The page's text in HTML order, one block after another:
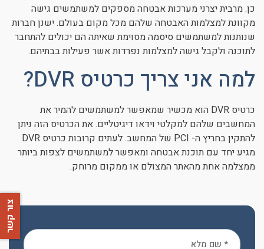
כן. מרבית יצרני מערכות אבטחה מספקים למשתמשים גישה
מקוונת למצלמות האבטחה שלהם מכל מקום בעולם. ישנן חברות
שנותנות למשתמשים סיסמה מסוימת שאיתה הם יכולים להתחבר
לתוכנה ולקבל גישה למצלמות נפרדות אשר פעילות בבתיהם.
למה אני צריך כרטיס DVR?
כרטיס DVR הוא מכשיר שמאפשר למשתמשים להמיר את
המחשבים שלהם למקלטי וידאו דיגיטליים. את הכרטיס הזה ניתן
להתקין בחריץ ה- PCI של המחשב. לעתים קרובות כרטיס DVR
מגיע יחד עם תוכנת אבטחה ומאפשר למשתמשים לצפות ביותר
ממצלמה אחת מהאתר המצולם או ממקום מרוחק.
צור קשר